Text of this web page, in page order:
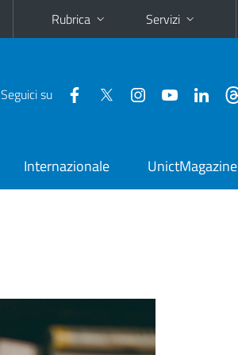
Rubrica Servizi
Seguici su
Internazionale UnictMagazine